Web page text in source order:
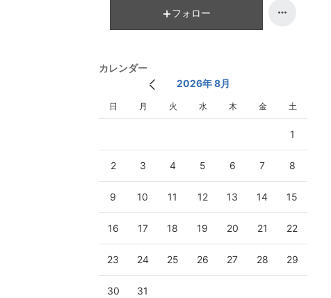
フォロー
カレンダー
2026年 8月
日 月 火 水 木 金 土
1
2 3 4 5 6 7 8
9 10 11 12 13 14 15
16 17 18 19 20 21 22
23 24 25 26 27 28 29
30 31